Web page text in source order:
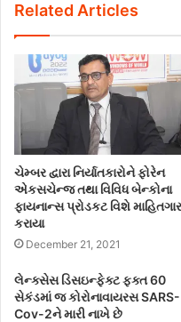
Related Articles
ચેમ્બર દ્વારા નિર્યાતકારોને ફોરેન
એકસચેન્જ તથા વિવિધ બેન્કોના
ફાયનાન્સ પ્રોડકટ વિશે માહિતગાર
કરાયા
December 21, 2021
લેન્ક્સેસ ડિસઇન્ફેક્ટ ફક્ત 60
સેકંડમાં જ કોરોનાવાયરસ SARS-
Cov-2ને મારી નાખે છે